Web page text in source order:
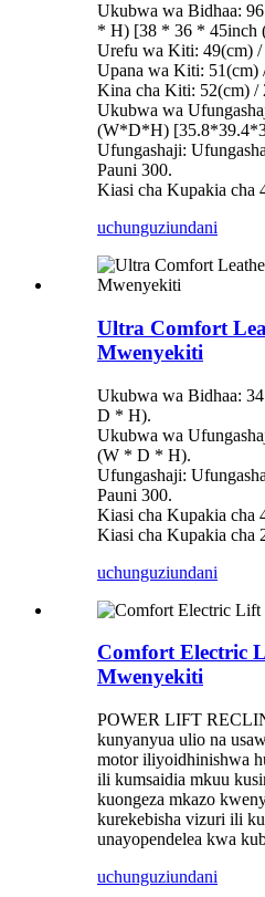
Ukubwa wa Bidhaa:
* H) [38 * 36 *
Urefu wa Kiti: 49(cm) /
Upana wa Kiti: 51(cm)
Kina cha Kiti: 52(cm) /
Ukubwa wa
(W*D*H)
Ufungashaji:
Pauni 300.
Kiasi cha Kupakia cha
uchunguziundani
Ultra Comfort
Mwenyekiti
Ukubwa wa Bidhaa:
D * H).
Ukubwa wa
(W * D * H).
Ufungashaji:
Pauni 300.
Kiasi cha Kupakia cha
Kiasi cha Kupakia cha
uchunguziundani
Comfort Electric
Mwenyekiti
POWER LIFT
kunyanyua ulio na
motor iliyoidhinishwa
ili kumsaidia mkuu
kuongeza mkazo
kurekebisha vizuri ili
unayopendelea kwa
uchunguziundani